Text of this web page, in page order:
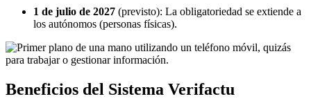
1 de julio de 2027 (previsto): La obligatoriedad se extiende a
los autónomos (personas físicas).
Beneficios del Sistema Verifactu